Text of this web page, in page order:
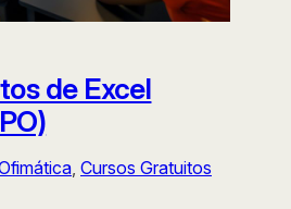
de Excel
, Cursos Gratuitos